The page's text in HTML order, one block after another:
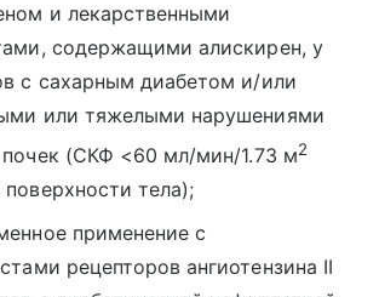
и лекарственными
содержащими алискирен, у
с сахарным диабетом и/или
или тяжелыми нарушениями
(СКФ <60 мл/мин/1.73 м2
тела);
применение с
рецепторов ангиотензина II